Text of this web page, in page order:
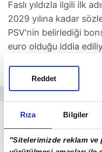
Rıza Bilgiler
"Sitelerimizde reklam ve
Reddet
Faslı yıldızla ilgili ilk
2029 yılına kadar
PSV'nin belirlediği
euro olduğu iddia
havalandırdı.